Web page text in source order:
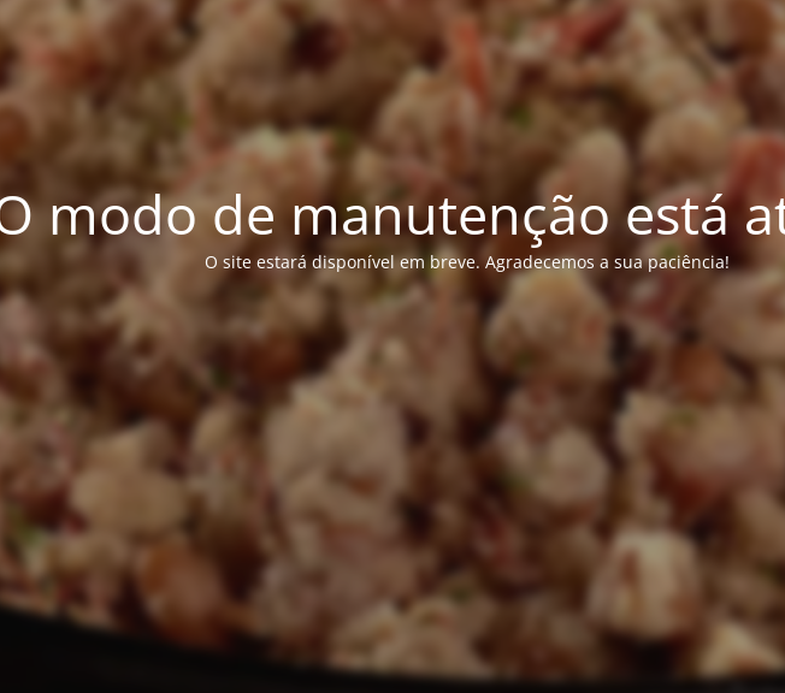
modo de manutenção está
O site estará disponível em breve. Agradecemos a sua paciência!